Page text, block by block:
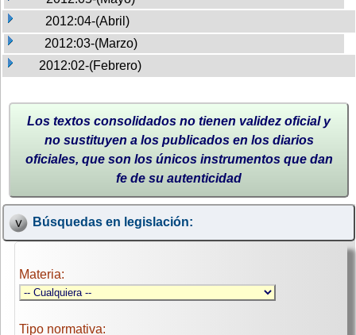
2012:04-(Abril)
2012:03-(Marzo)
2012:02-(Febrero)
Los textos consolidados no tienen validez oficial y
no sustituyen a los publicados en los diarios
oficiales, que son los únicos instrumentos que dan
fe de su autenticidad
Búsquedas en legislación:
Materia:
Tipo normativa: